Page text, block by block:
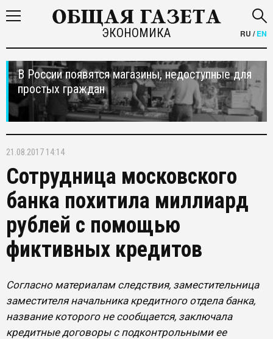
ЭКОНОМИКА RU /EN
В России появятся магазины, недоступные для
простых граждан
21.08.2017 14:14
Сотрудница московского
банка похитила миллиард
рублей с помощью
фиктивных кредитов
Согласно материалам следствия, заместительница
заместителя начальника кредитного отдела банка,
название которого не сообщается, заключала
кредитные договоры с подконтрольными ее